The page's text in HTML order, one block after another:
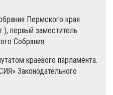
Пермского края
первый заместитель
Собрания.
краевого парламента.
Законодательного